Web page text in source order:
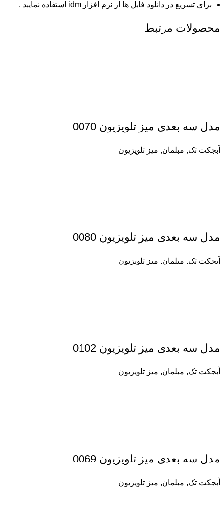
برای تسریع در دانلود فایل ها از نرم افزار idm استفاده نمایید .
محصولات مرتبط
مدل سه بعدی میز تلویزیون 0070
آبجکت تک, مبلمان, میز تلویزیون
مدل سه بعدی میز تلویزیون 0080
آبجکت تک, مبلمان, میز تلویزیون
مدل سه بعدی میز تلویزیون 0102
آبجکت تک, مبلمان, میز تلویزیون
مدل سه بعدی میز تلویزیون 0069
آبجکت تک, مبلمان, میز تلویزیون